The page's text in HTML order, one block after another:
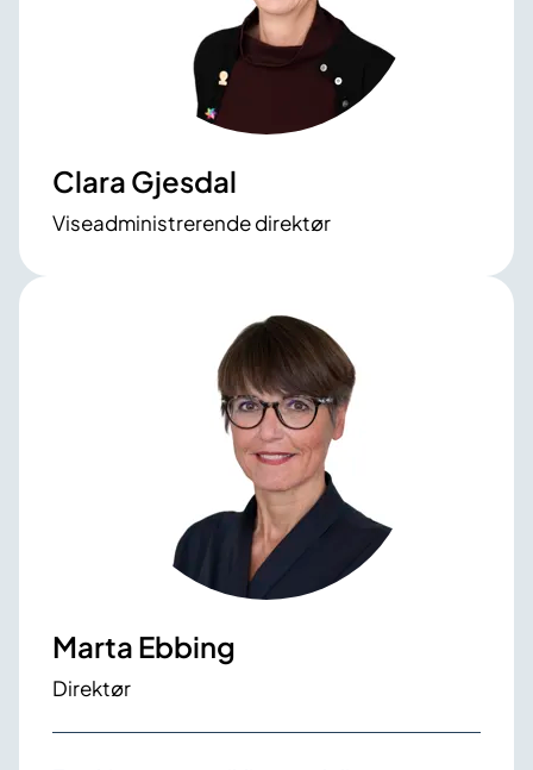
Clara Gjesdal
Viseadministrerende direktør
Marta Ebbing
Direktør